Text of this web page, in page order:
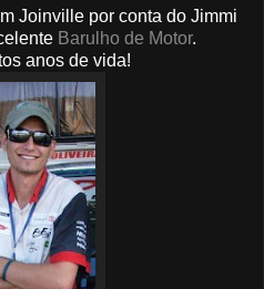
Joinville por conta do Jimmi
Barulho de Motor.
anos de vida!